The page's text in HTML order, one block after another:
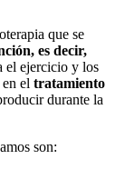
que se
es decir,
el ejercicio y los
el tratamiento
durante la
son: